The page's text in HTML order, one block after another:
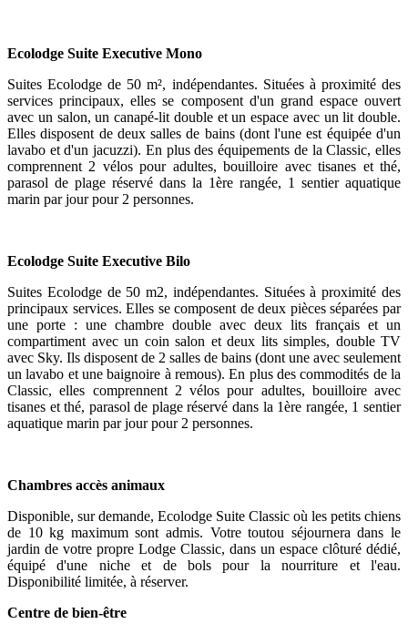
Ecolodge Suite Executive Mono
Suites Ecolodge de 50 m², indépendantes. Situées à proximité des
services principaux, elles se composent d'un grand espace ouvert
avec un salon, un canapé-lit double et un espace avec un lit double.
Elles disposent de deux salles de bains (dont l'une est équipée d'un
lavabo et d'un jacuzzi). En plus des équipements de la Classic, elles
comprennent 2 vélos pour adultes, bouilloire avec tisanes et thé,
parasol de plage réservé dans la 1ère rangée, 1 sentier aquatique
marin par jour pour 2 personnes.
Ecolodge Suite Executive Bilo
Suites Ecolodge de 50 m2, indépendantes. Situées à proximité des
principaux services. Elles se composent de deux pièces séparées par
une porte : une chambre double avec deux lits français et un
compartiment avec un coin salon et deux lits simples, double TV
avec Sky. Ils disposent de 2 salles de bains (dont une avec seulement
un lavabo et une baignoire à remous). En plus des commodités de la
Classic, elles comprennent 2 vélos pour adultes, bouilloire avec
tisanes et thé, parasol de plage réservé dans la 1ère rangée, 1 sentier
aquatique marin par jour pour 2 personnes.
Chambres accès animaux
Disponible, sur demande, Ecolodge Suite Classic où les petits chiens
de 10 kg maximum sont admis. Votre toutou séjournera dans le
jardin de votre propre Lodge Classic, dans un espace clôturé dédié,
équipé d'une niche et de bols pour la nourriture et l'eau.
Disponibilité limitée, à réserver.
Centre de bien-être